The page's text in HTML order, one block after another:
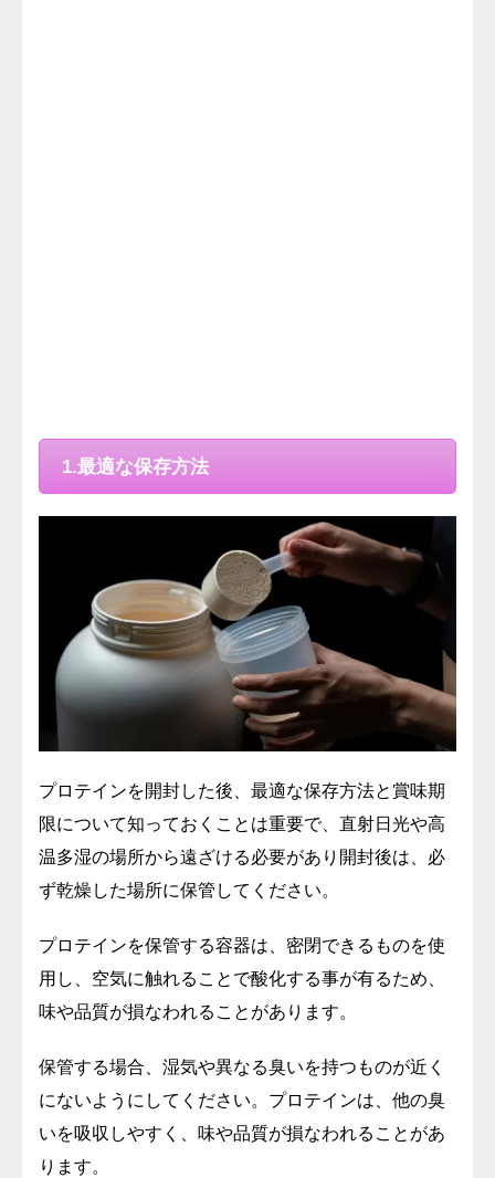
1.最適な保存方法
プロテインを開封した後、最適な保存方法と賞味期
限について知っておくことは重要で、 直射日光や高
温多湿の場所から遠ざける必要があり開封後は、必
ず乾燥した場所に保管してください。
プロテインを保管する容器は、密閉できるものを使
用し、 空気に触れることで酸化する事が有るため、
味や品質が損なわれることがあります。
保管する場合、湿気や異なる臭いを持つものが近く
にないようにしてください。プロテインは、他の臭
いを吸収しやすく、味や品質が損なわれることがあ
ります。